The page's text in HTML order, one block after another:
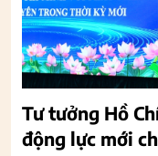
Tư tưởng Hồ
động lực mới